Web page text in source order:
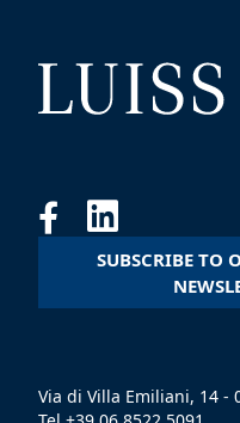
SUBSCRIBE TO
Via di Villa Emiliani, 14 -